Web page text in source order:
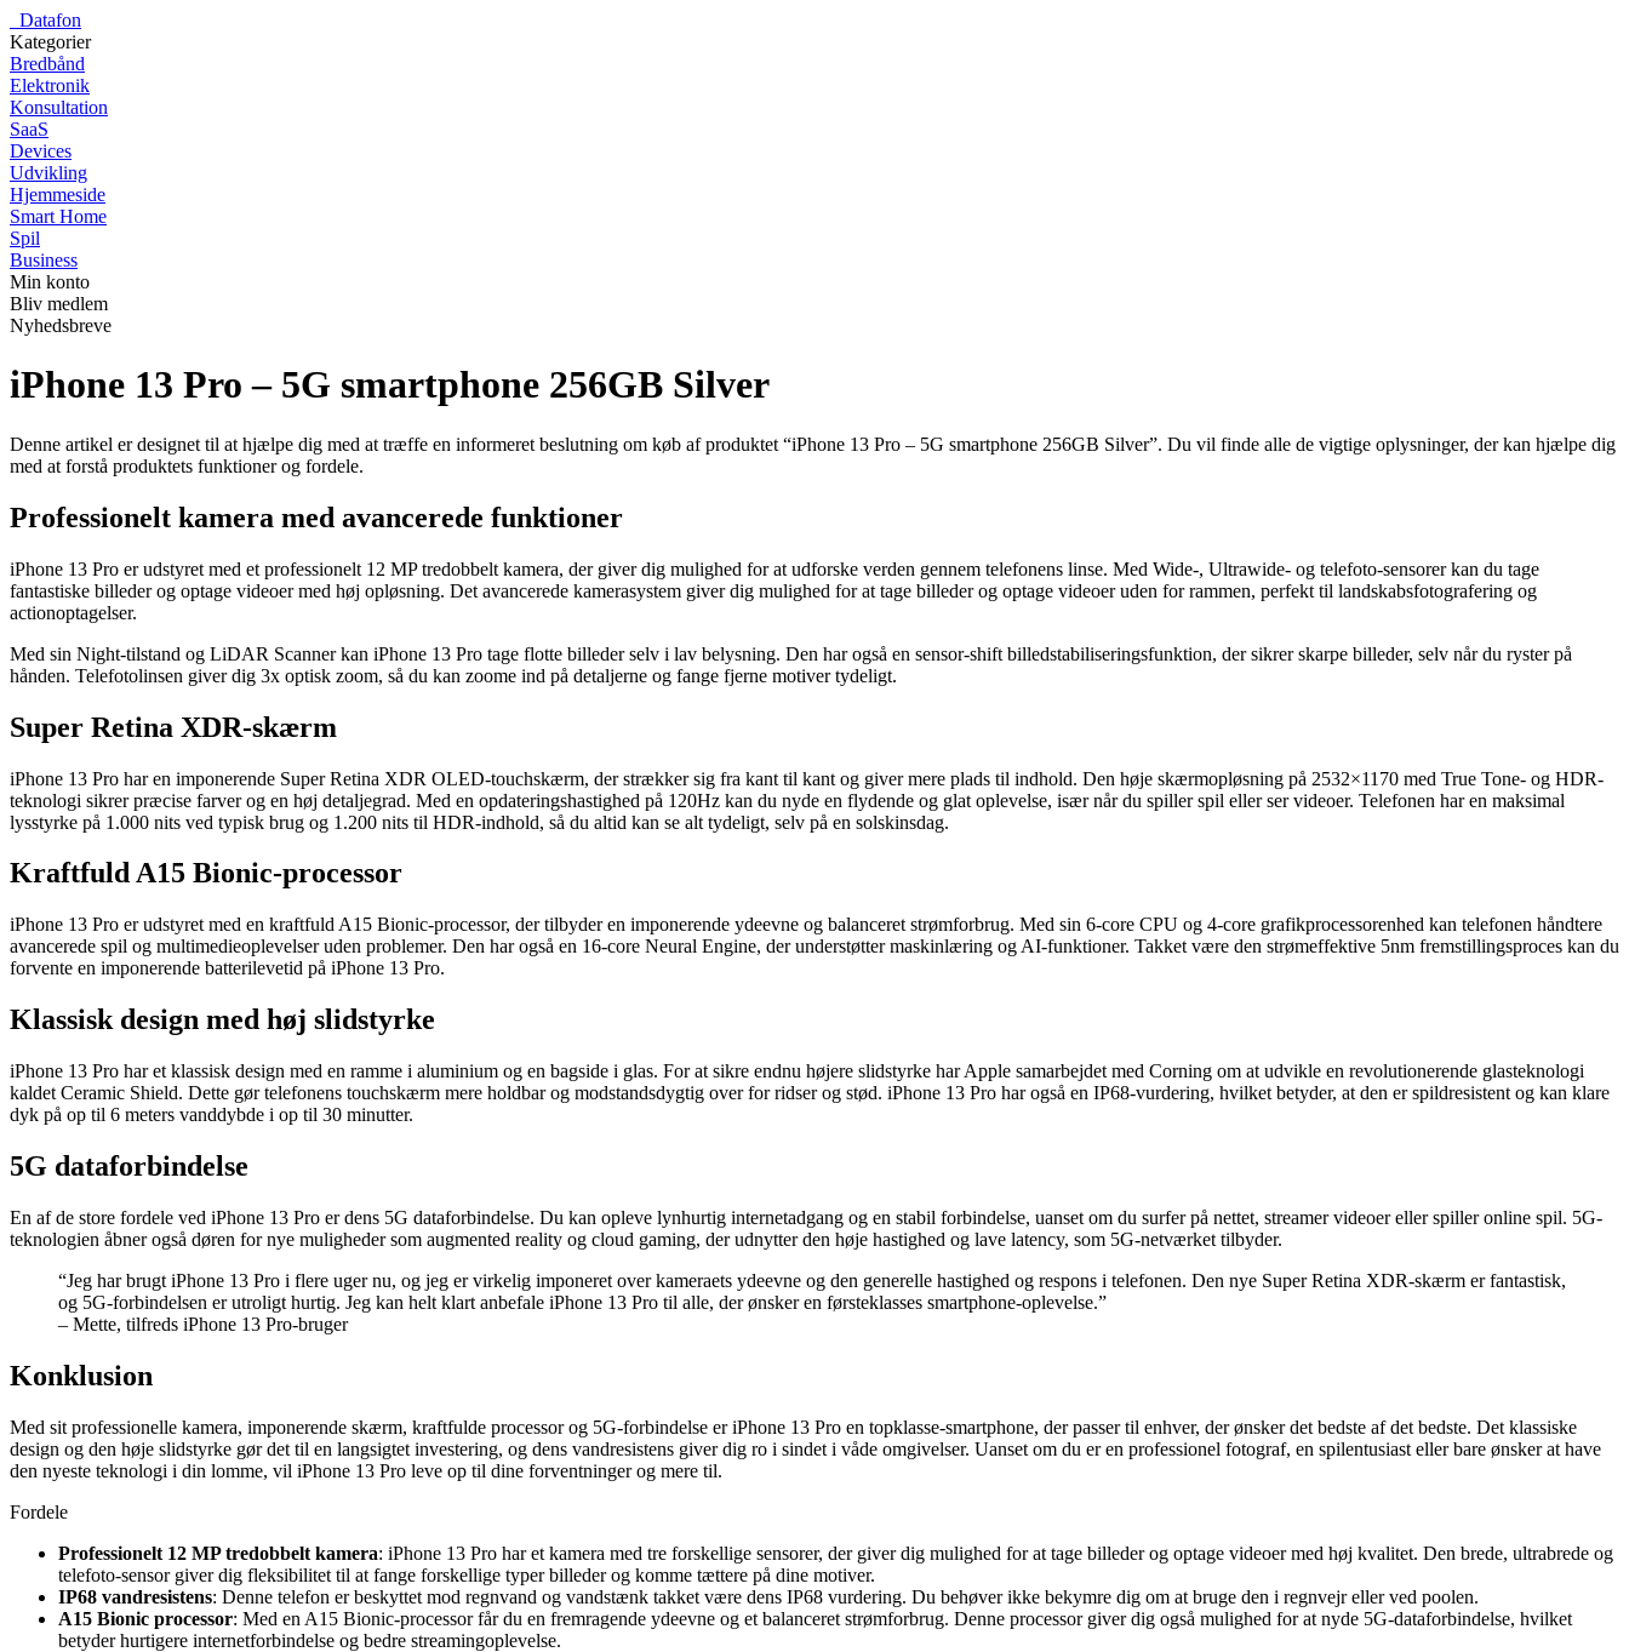
Datafon
Kategorier
Bredbånd
Elektronik
Konsultation
SaaS
Devices
Udvikling
Hjemmeside
Smart Home
Spil
Business
Min konto
Bliv medlem
Nyhedsbreve
iPhone 13 Pro – 5G smartphone 256GB Silver
Denne artikel er designet til at hjælpe dig med at træffe en informeret beslutning om køb af produktet “iPhone 13 Pro – 5G smartphone 256GB Silver”. Du vil finde alle de vigtige oplysninger, der kan hjælpe dig
med at forstå produktets funktioner og fordele.
Professionelt kamera med avancerede funktioner
iPhone 13 Pro er udstyret med et professionelt 12 MP tredobbelt kamera, der giver dig mulighed for at udforske verden gennem telefonens linse. Med Wide-, Ultrawide- og telefoto-sensorer kan du tage
fantastiske billeder og optage videoer med høj opløsning. Det avancerede kamerasystem giver dig mulighed for at tage billeder og optage videoer uden for rammen, perfekt til landskabsfotografering og
actionoptagelser.
Med sin Night-tilstand og LiDAR Scanner kan iPhone 13 Pro tage flotte billeder selv i lav belysning. Den har også en sensor-shift billedstabiliseringsfunktion, der sikrer skarpe billeder, selv når du ryster på
hånden. Telefotolinsen giver dig 3x optisk zoom, så du kan zoome ind på detaljerne og fange fjerne motiver tydeligt.
Super Retina XDR-skærm
iPhone 13 Pro har en imponerende Super Retina XDR OLED-touchskærm, der strækker sig fra kant til kant og giver mere plads til indhold. Den høje skærmopløsning på 2532×1170 med True Tone- og HDR-
teknologi sikrer præcise farver og en høj detaljegrad. Med en opdateringshastighed på 120Hz kan du nyde en flydende og glat oplevelse, især når du spiller spil eller ser videoer. Telefonen har en maksimal
lysstyrke på 1.000 nits ved typisk brug og 1.200 nits til HDR-indhold, så du altid kan se alt tydeligt, selv på en solskinsdag.
Kraftfuld A15 Bionic-processor
iPhone 13 Pro er udstyret med en kraftfuld A15 Bionic-processor, der tilbyder en imponerende ydeevne og balanceret strømforbrug. Med sin 6-core CPU og 4-core grafikprocessorenhed kan telefonen håndtere
avancerede spil og multimedieoplevelser uden problemer. Den har også en 16-core Neural Engine, der understøtter maskinlæring og AI-funktioner. Takket være den strømeffektive 5nm fremstillingsproces kan du
forvente en imponerende batterilevetid på iPhone 13 Pro.
Klassisk design med høj slidstyrke
iPhone 13 Pro har et klassisk design med en ramme i aluminium og en bagside i glas. For at sikre endnu højere slidstyrke har Apple samarbejdet med Corning om at udvikle en revolutionerende glasteknologi
kaldet Ceramic Shield. Dette gør telefonens touchskærm mere holdbar og modstandsdygtig over for ridser og stød. iPhone 13 Pro har også en IP68-vurdering, hvilket betyder, at den er spildresistent og kan klare
dyk på op til 6 meters vanddybde i op til 30 minutter.
5G dataforbindelse
En af de store fordele ved iPhone 13 Pro er dens 5G dataforbindelse. Du kan opleve lynhurtig internetadgang og en stabil forbindelse, uanset om du surfer på nettet, streamer videoer eller spiller online spil. 5G-
teknologien åbner også døren for nye muligheder som augmented reality og cloud gaming, der udnytter den høje hastighed og lave latency, som 5G-netværket tilbyder.
“Jeg har brugt iPhone 13 Pro i flere uger nu, og jeg er virkelig imponeret over kameraets ydeevne og den generelle hastighed og respons i telefonen. Den nye Super Retina XDR-skærm er fantastisk,
og 5G-forbindelsen er utroligt hurtig. Jeg kan helt klart anbefale iPhone 13 Pro til alle, der ønsker en førsteklasses smartphone-oplevelse.”
– Mette, tilfreds iPhone 13 Pro-bruger
Konklusion
Med sit professionelle kamera, imponerende skærm, kraftfulde processor og 5G-forbindelse er iPhone 13 Pro en topklasse-smartphone, der passer til enhver, der ønsker det bedste af det bedste. Det klassiske
design og den høje slidstyrke gør det til en langsigtet investering, og dens vandresistens giver dig ro i sindet i våde omgivelser. Uanset om du er en professionel fotograf, en spilentusiast eller bare ønsker at have
den nyeste teknologi i din lomme, vil iPhone 13 Pro leve op til dine forventninger og mere til.
Fordele
Professionelt 12 MP tredobbelt kamera: iPhone 13 Pro har et kamera med tre forskellige sensorer, der giver dig mulighed for at tage billeder og optage videoer med høj kvalitet. Den brede, ultrabrede og
telefoto-sensor giver dig fleksibilitet til at fange forskellige typer billeder og komme tættere på dine motiver.
IP68 vandresistens: Denne telefon er beskyttet mod regnvand og vandstænk takket være dens IP68 vurdering. Du behøver ikke bekymre dig om at bruge den i regnvejr eller ved poolen.
A15 Bionic processor: Med en A15 Bionic-processor får du en fremragende ydeevne og et balanceret strømforbrug. Denne processor giver dig også mulighed for at nyde 5G-dataforbindelse, hvilket
betyder hurtigere internetforbindelse og bedre streamingoplevelse.